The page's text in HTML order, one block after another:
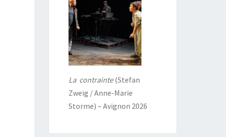
La contrainte(Stefan
Zweig / Anne-Marie
Storme) – Avignon 2026